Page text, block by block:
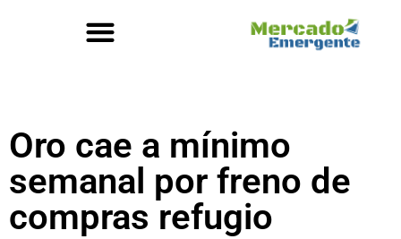
Oro cae a mínimo
semanal por freno de
compras refugio